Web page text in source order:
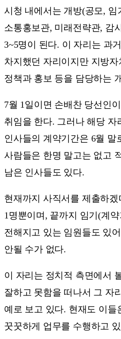
시청 내에서는 개방(공모, 임
소통홍보관, 미래전략관, 감
3~5명이 된다. 이 자리는 과
차지했던 자리이지만 지방
정책과 홍보 등을 담당하는
7월 1일이면 손배찬 당선인
취임을 한다. 그러나 해당 자
인사들의 계약기간은 6월 말
사람들은 한명 말고는 없고
남은 인사들도 있다.
현재까지 사직서를 제출하
1명뿐이며, 끝까지 임기(계
전해지고 있는 임원들도 있
안될 수가 없다.
이 자리는 정치적 측면에서
잘하고 못함을 떠나서 그 자
예로 보고 있다. 현재도 이들
꿋꿋하게 업무를 수행하고